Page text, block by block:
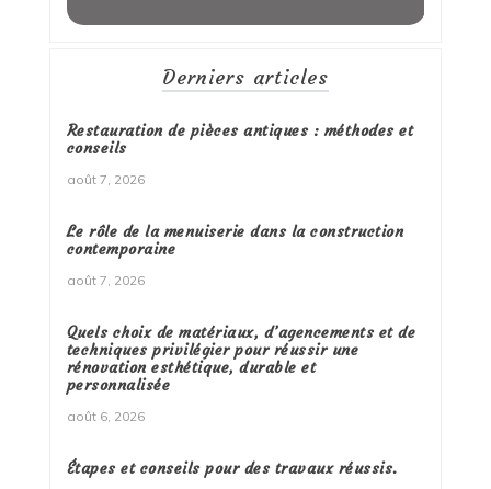
Derniers articles
Restauration de pièces antiques : méthodes et
conseils
août 7, 2026
Le rôle de la menuiserie dans la construction
contemporaine
août 7, 2026
Quels choix de matériaux, d’agencements et de
techniques privilégier pour réussir une
rénovation esthétique, durable et
personnalisée
août 6, 2026
Étapes et conseils pour des travaux réussis.